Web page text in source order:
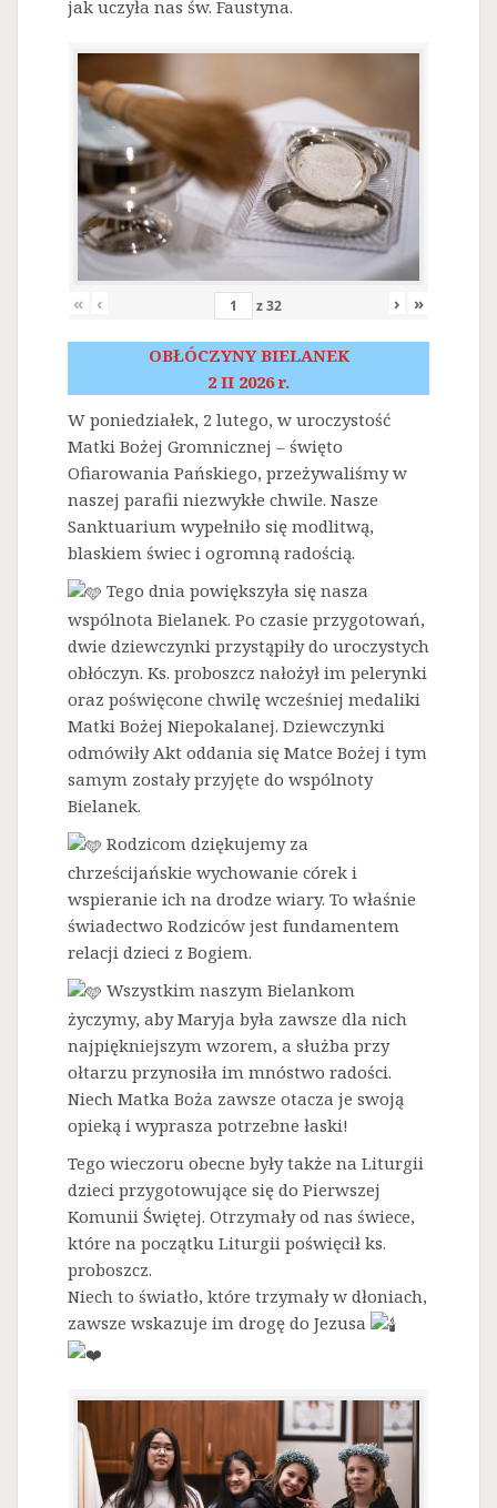
jak uczyła nas św. Faustyna.
« ‹ z32 › »
OBŁÓCZYNY BIELANEK
2 II 2026 r.
W poniedziałek, 2 lutego, w uroczystość
Matki Bożej Gromnicznej – święto
Ofiarowania Pańskiego, przeżywaliśmy w
naszej parafii niezwykłe chwile. Nasze
Sanktuarium wypełniło się modlitwą,
blaskiem świec i ogromną radością.
Tego dnia powiększyła się nasza
wspólnota Bielanek. Po czasie przygotowań,
dwie dziewczynki przystąpiły do uroczystych
obłóczyn. Ks. proboszcz nałożył im pelerynki
oraz poświęcone chwilę wcześniej medaliki
Matki Bożej Niepokalanej. Dziewczynki
odmówiły Akt oddania się Matce Bożej i tym
samym zostały przyjęte do wspólnoty
Bielanek.
Rodzicom dziękujemy za
chrześcijańskie wychowanie córek i
wspieranie ich na drodze wiary. To właśnie
świadectwo Rodziców jest fundamentem
relacji dzieci z Bogiem.
Wszystkim naszym Bielankom
życzymy, aby Maryja była zawsze dla nich
najpiękniejszym wzorem, a służba przy
ołtarzu przynosiła im mnóstwo radości.
Niech Matka Boża zawsze otacza je swoją
opieką i wyprasza potrzebne łaski!
Tego wieczoru obecne były także na Liturgii
dzieci przygotowujące się do Pierwszej
Komunii Świętej. Otrzymały od nas świece,
które na początku Liturgii poświęcił ks.
proboszcz.
Niech to światło, które trzymały w dłoniach,
zawsze wskazuje im drogę do Jezusa